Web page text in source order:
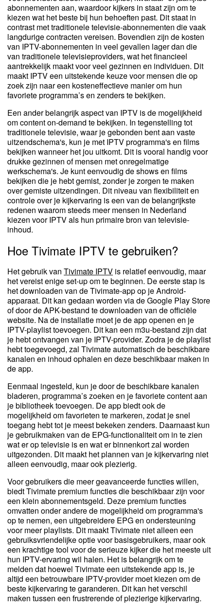
abonnementen aan, waardoor kijkers in staat zijn om te
kiezen wat het beste bij hun behoeften past. Dit staat in
contrast met traditionele televisie-abonnementen die vaak
langdurige contracten vereisen. Bovendien zijn de kosten
van IPTV-abonnementen in veel gevallen lager dan die
van traditionele televisieproviders, wat het financieel
aantrekkelijk maakt voor veel gezinnen en individuen. Dit
maakt IPTV een uitstekende keuze voor mensen die op
zoek zijn naar een kosteneffectieve manier om hun
favoriete programma’s en zenders te bekijken.
Een ander belangrijk aspect van IPTV is de mogelijkheid
om content on-demand te bekijken. In tegenstelling tot
traditionele televisie, waar je gebonden bent aan vaste
uitzendschema's, kun je met IPTV programma's en films
bekijken wanneer het jou uitkomt. Dit is vooral handig voor
drukke gezinnen of mensen met onregelmatige
werkschema's. Je kunt eenvoudig de shows en films
bekijken die je hebt gemist, zonder je zorgen te maken
over gemiste uitzendingen. Dit niveau van flexibiliteit en
controle over je kijkervaring is een van de belangrijkste
redenen waarom steeds meer mensen in Nederland
kiezen voor IPTV als hun primaire bron van televisie-
inhoud.
Hoe Tivimate IPTV te gebruiken?
Het gebruik van Tivimate IPTV is relatief eenvoudig, maar
het vereist enige set-up om te beginnen. De eerste stap is
het downloaden van de Tivimate-app op je Android-
apparaat. Dit kan gedaan worden via de Google Play Store
of door de APK-bestand te downloaden van de officiële
website. Na de installatie moet je de app openen en je
IPTV-playlist toevoegen. Dit kan een m3u-bestand zijn dat
je hebt ontvangen van je IPTV-provider. Zodra je de playlist
hebt toegevoegd, zal Tivimate automatisch de beschikbare
kanalen en inhoud ophalen en deze beschikbaar maken in
de app.
Eenmaal ingesteld, kun je door de beschikbare kanalen
bladeren, programma’s zoeken en je favoriete content aan
je bibliotheek toevoegen. De app biedt ook de
mogelijkheid om favorieten te markeren, zodat je snel
toegang hebt tot je meest bekeken zenders. Daarnaast kun
je gebruikmaken van de EPG-functionaliteit om in te zien
wat er op televisie is en wat er binnenkort zal worden
uitgezonden. Dit maakt het plannen van je kijkervaring niet
alleen eenvoudig, maar ook plezierig.
Voor gebruikers die meer geavanceerde functies willen,
biedt Tivimate premium functies die beschikbaar zijn voor
een klein abonnementsgeld. Deze premium functies
omvatten onder andere de mogelijkheid om programma's
op te nemen, een uitgebreidere EPG en ondersteuning
voor meer playlists. Dit maakt Tivimate niet alleen een
gebruiksvriendelijke optie voor basisgebruikers, maar ook
een krachtige tool voor de serieuze kijker die het meeste uit
hun IPTV-ervaring wil halen. Het is belangrijk om te
melden dat hoewel Tivimate een uitstekende app is, je
altijd een betrouwbare IPTV-provider moet kiezen om de
beste kijkervaring te garanderen. Dit kan het verschil
maken tussen een frustrerende of plezierige kijkervaring.